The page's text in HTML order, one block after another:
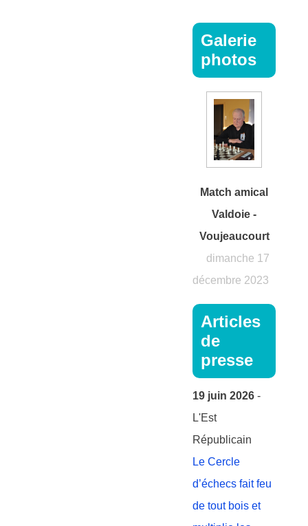
Galerie
photos
Match amical
Valdoie -
Voujeaucourt
dimanche 17
décembre 2023
Articles
de
presse
19 juin 2026 -
L'Est
Républicain
Le Cercle
d’échecs fait feu
de tout bois et